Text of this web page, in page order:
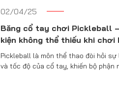
02/04/25
Băng cổ tay chơi Pickleball
kiện không thể thiếu khi chơi
Pickleball là môn thể thao đòi hỏi sự
và tốc độ của cổ tay, khiến bộ phận